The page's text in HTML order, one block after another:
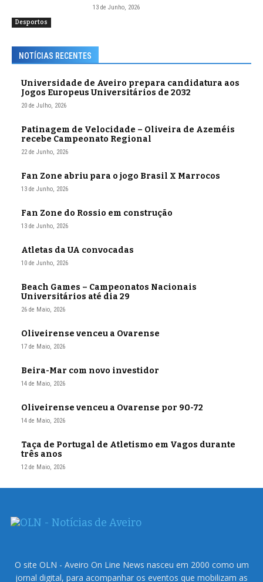
Desportos
13 de Junho, 2026
NOTÍCIAS RECENTES
Universidade de Aveiro prepara candidatura aos
Jogos Europeus Universitários de 2032
20 de Julho, 2026
Patinagem de Velocidade – Oliveira de Azeméis
recebe Campeonato Regional
22 de Junho, 2026
Fan Zone abriu para o jogo Brasil X Marrocos
13 de Junho, 2026
Fan Zone do Rossio em construção
13 de Junho, 2026
Atletas da UA convocadas
10 de Junho, 2026
Beach Games – Campeonatos Nacionais
Universitários até dia 29
26 de Maio, 2026
Oliveirense venceu a Ovarense
17 de Maio, 2026
Beira-Mar com novo investidor
14 de Maio, 2026
Oliveirense venceu a Ovarense por 90-72
14 de Maio, 2026
Taça de Portugal de Atletismo em Vagos durante
três anos
12 de Maio, 2026
O site OLN - Aveiro On Line News nasceu em 2000 como um
jornal digital, para acompanhar os eventos que mobilizam as